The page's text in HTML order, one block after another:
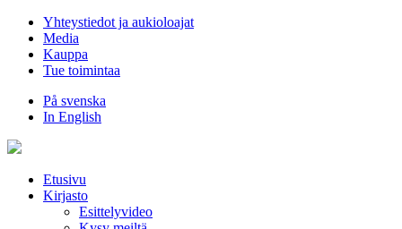
Hyppää
sisältöön
Yhteystiedot ja aukioloajat
Media
Kauppa
Tue toimintaa
På svenska
In English
Etusivu
Kirjasto
Esittelyvideo